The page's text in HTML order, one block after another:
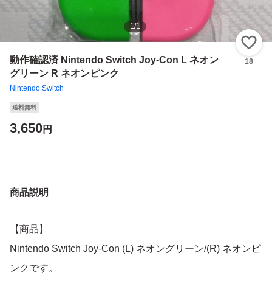
1/1
動作確認済 Nintendo Switch Joy-Con L ネオン
グリーン R ネオンピンク
Nintendo Switch
18
送料無料
3,650円
商品説明
【商品】
Nintendo Switch Joy-Con (L) ネオングリーン/(R) ネオンピ
ンクです。